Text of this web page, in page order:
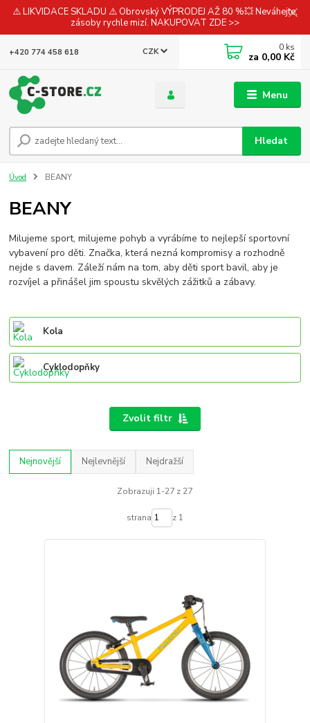
⚠️ LIKVIDACE SKLADU ⚠️ Obrovský VÝPRODEJ AŽ 80 %💥 Neváhejte,
zásoby rychle mizí. NAKUPOVAT ZDE >>
Menu
CZK
Hledat
+420 774 458 618 0 ks
za 0,00 Kč
Úvod BEANY
BEANY
Milujeme sport, milujeme pohyb a vyrábíme to nejlepší sportovní
vybavení pro děti. Značka, která nezná kompromisy a rozhodně
nejde s davem. Záleží nám na tom, aby děti sport bavil, aby je
rozvíjel a přinášel jim spoustu skvělých zážitků a zábavy.
Kola
Cyklodopňky
Zvolit filtr
Nejnovější Nejlevnější Nejdražší
Zobrazuji 1-27 z 27
strana z 1